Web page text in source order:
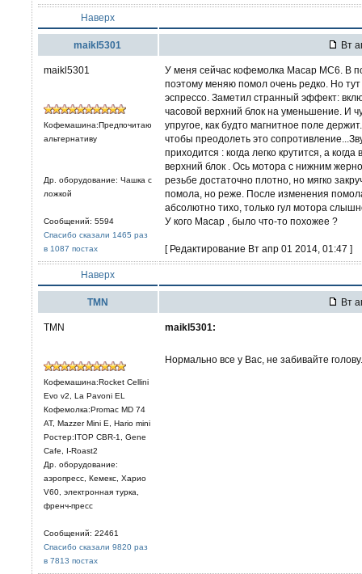
Наверх
maikl5301 Вт
maikl5301
Кофемашина:Предпочитаю
альтернативу
Др. оборудование: Чашка с
ложкой
Сообщений: 5594
Спасибо сказали 1465 раз
в 1087 постах
У меня сейчас кофемолка Macap MC6. В
поэтому меняю помол очень редко. Но
эспрессо. Заметил странный эффект:
часовой верхний блок на уменьшение. И
упругое, как будто магнитное поле
чтобы преодолеть это
приходится : когда легко крутится, а
верхний блок . Ось мотора с нижним
резьбе достаточно плотно, но мягко
помола, но реже. После изменения
абсолютно тихо, только гул мотора
У кого Macap , было что-то похожее ?
[ Редактирование Вт апр 01 2014, 01:47 ]
Наверх
TMN Вт
TMN
Кофемашина:Rocket Cellini
Evo v2, La Pavoni EL
Кофемолка:Promac MD 74
AT, Mazzer Mini E, Hario mini
Ростер:ITOP CBR-1, Gene
Cafe, I-Roast2
Др. оборудование:
аэропресс, Кемекс, Харио
V60, электронная турка,
френч-пресс
Сообщений: 22461
Спасибо сказали 9820 раз
в 7813 постах
maikl5301:
Нормально все у Вас, не забивайте